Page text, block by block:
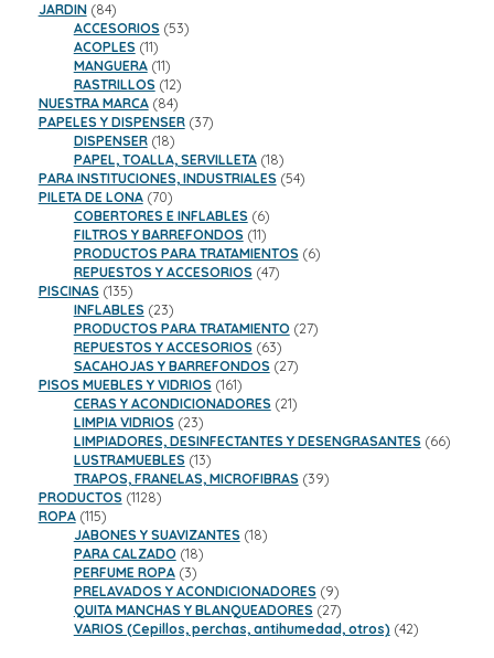
JARDIN 8484
productos
ACCESORIOS 5353
ACOPLES 1111
productos
MANGUERA 1111
productos
RASTRILLOS 1212
productos
NUESTRA MARCA 8484
productos
PAPELES Y DISPENSER 3737
DISPENSER 1818
productos
PAPEL, TOALLA, SERVILLETA 1818
productos
PARA INSTITUCIONES, INDUSTRIALES 5454
PILETA DE LONA 7070
productos
COBERTORES E INFLABLES 66
productos
FILTROS Y BARREFONDOS 1111
productos
PRODUCTOS PARA TRATAMIENTOS 66
REPUESTOS Y ACCESORIOS 4747
PISCINAS 135135
productos
INFLABLES 2323
productos
PRODUCTOS PARA TRATAMIENTO 2727
REPUESTOS Y ACCESORIOS 6363
productos
SACAHOJAS Y BARREFONDOS 2727
PISOS MUEBLES Y VIDRIOS 161161
productos
CERAS Y ACONDICIONADORES 2121
LIMPIA VIDRIOS 2323
productos
LIMPIADORES, DESINFECTANTES Y DESENGRASANTES 6666
LUSTRAMUEBLES 1313
productos
TRAPOS, FRANELAS, MICROFIBRAS 3939
PRODUCTOS 11281128
ROPA 115115
productos
JABONES Y SUAVIZANTES 1818
PARA CALZADO 1818
PERFUME ROPA 33
productos
PRELAVADOS Y ACONDICIONADORES 99
productos
QUITA MANCHAS Y BLANQUEADORES 2727
productos
VARIOS (Cepillos, perchas, antihumedad, otros) 4242